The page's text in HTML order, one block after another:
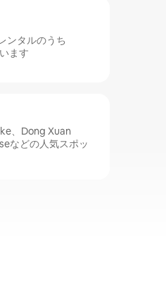
ンタルのうち
ます
、Dong Xuan
などの人気スポッ